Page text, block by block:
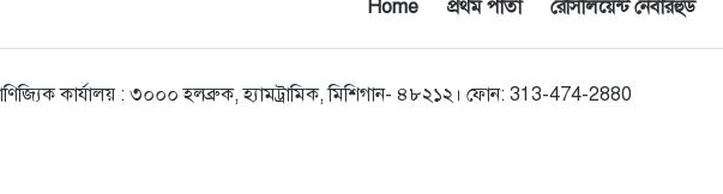
Home প্রথম পাতা রেসিলিয়েন্ট নেবারহুড
কার্যালয় : ৩০০০ হলব্রুক, হ্যামট্রামিক, মিশিগান- ৪৮২১২। ফোন: 313-474-2880